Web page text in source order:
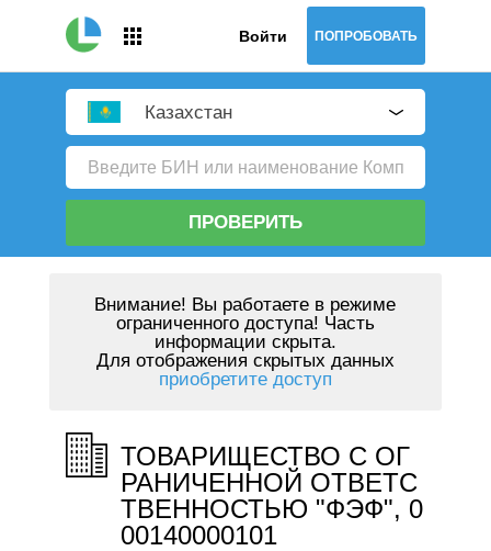
Войти ПОПРОБОВАТЬ
Казахстан
ПРОВЕРИТЬ
Внимание! Вы работаете в режиме
ограниченного доступа! Часть
информации скрыта.
Для отображения скрытых данных
приобретите доступ
ТОВАРИЩЕСТВО С ОГ
РАНИЧЕННОЙ ОТВЕТС
ТВЕННОСТЬЮ "ФЭФ", 0
00140000101